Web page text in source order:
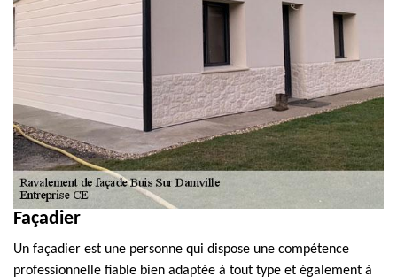
Façadier
Un façadier est une personne qui dispose une compétence
professionnelle fiable bien adaptée à tout type et également à